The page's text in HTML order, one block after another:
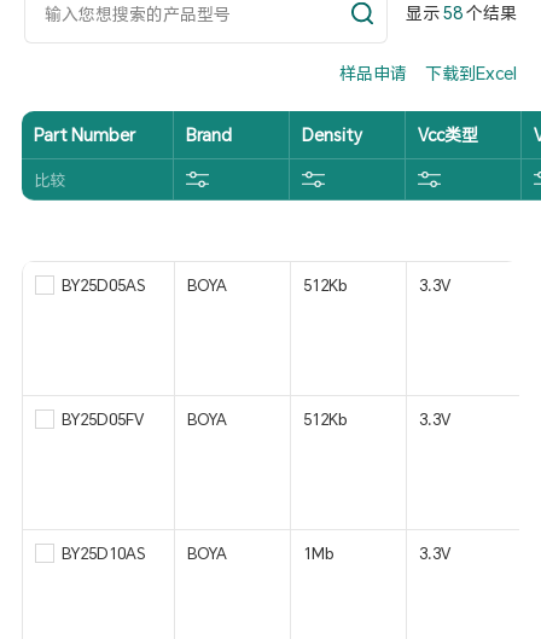
显示58个结果
样品申请 下载到Excel
Part Number Brand Density Vcc类型
比较
BY25D05AS BOYA 512Kb 3.3V
BY25D05FV BOYA 512Kb 3.3V
BY25D10AS BOYA 1Mb 3.3V